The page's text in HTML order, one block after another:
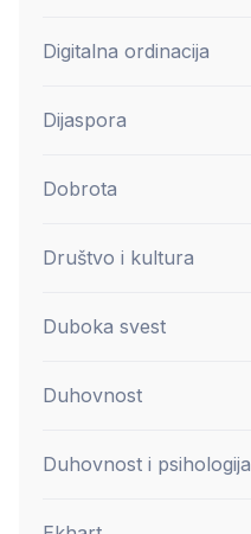
Digitalna ordinacija
Dijaspora
Dobrota
Društvo i kultura
Duboka svest
Duhovnost
Duhovnost i psihologija